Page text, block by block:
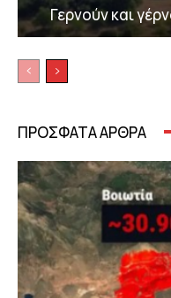
Γερνούν και
ΠΡΟΣΦΑΤΑ ΑΡΘΡΑ